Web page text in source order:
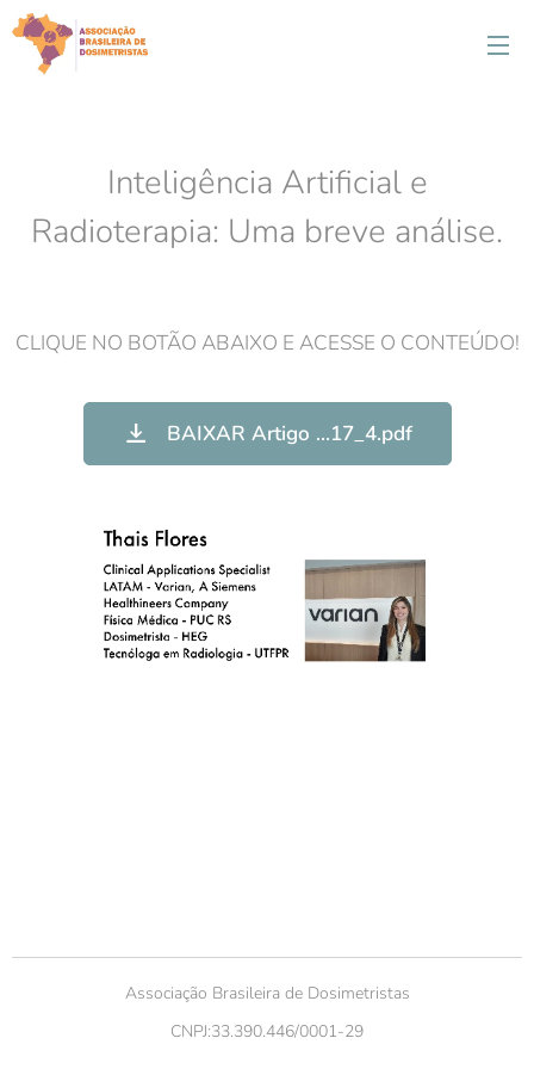
Inteligência Artificial e
Radioterapia: Uma breve análise.
CLIQUE NO BOTÃO ABAIXO E ACESSE O CONTEÚDO!
BAIXAR Artigo ...17_4.pdf
Associação Brasileira de Dosimetristas
CNPJ:33.390.446/0001-29